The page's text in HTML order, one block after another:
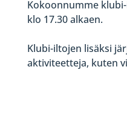
Kokoonnumme
klo 17.30 alkaen.
Klubi-iltojen lisäksi
aktiviteetteja, kuten